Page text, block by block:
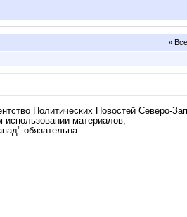
»
Политических Новостей Северо-
использовании материалов,
обязательна